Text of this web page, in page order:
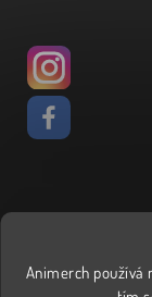
Animerch používá